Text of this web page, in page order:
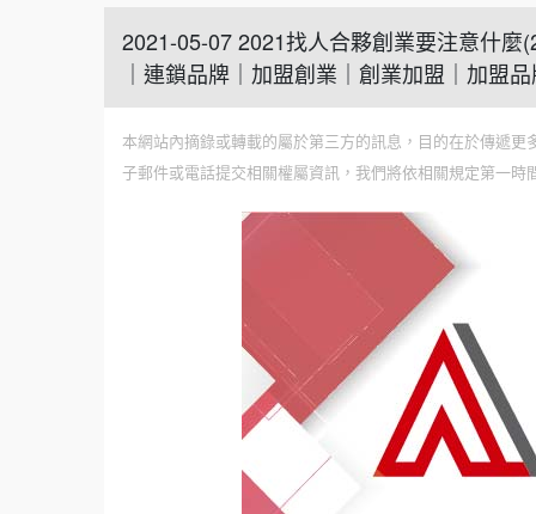
2021-05-07 2021找人合夥創業要注意什
｜連鎖品牌｜加盟創業｜創業加盟｜加盟
本網站內摘錄或轉載的屬於第三方的訊息，目的在於傳遞
子郵件或電話提交相關權屬資訊，我們將依相關規定第一時